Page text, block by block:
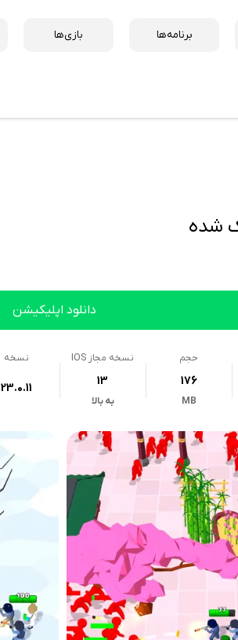
برنامه‌ها بازی‌ها
دانلود اپلیکیشن
حجم
176
MB
نسخه مجاز IOS
13
به بالا
نسخه
23.0.11